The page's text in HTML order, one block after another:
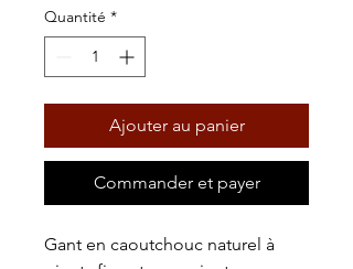
Quantité *
Ajouter au panier
Commander et payer
Gant en caoutchouc naturel à